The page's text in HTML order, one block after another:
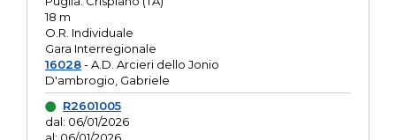
18 m
O.R. Individuale
Gara Interregionale
16028- A.D. Arcieri dello Jonio
D'ambrogio, Gabriele
R2601005
dal: 06/01/2026